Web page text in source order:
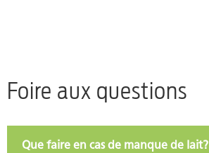
Foire aux questions
Que faire en cas de manque de lait?